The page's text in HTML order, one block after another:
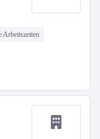
Arbeitszeiten